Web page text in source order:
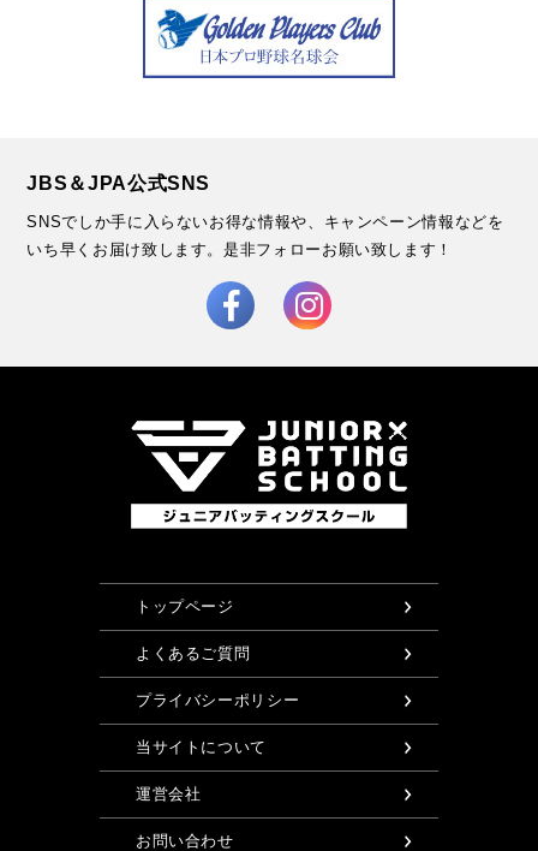
JBS＆JPA公式SNS
SNSでしか手に入らないお得な情報や、キャンペーン情報などを
いち早くお届け致します。是非フォローお願い致します！
トップページ
よくあるご質問
プライバシーポリシー
当サイトについて
運営会社
お問い合わせ